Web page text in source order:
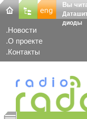
Вы
диоды
Новости
О проекте
Контакты